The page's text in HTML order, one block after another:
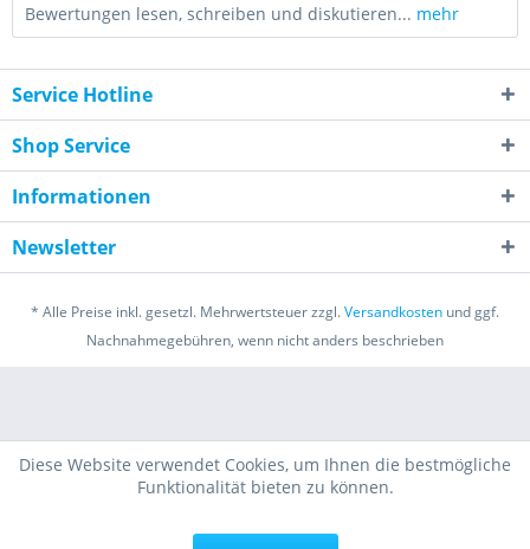
Bewertungen lesen, schreiben und diskutieren... mehr
Service Hotline
Shop Service
Informationen
Newsletter
* Alle Preise inkl. gesetzl. Mehrwertsteuer zzgl.Versandkosten und ggf.
Nachnahmegebühren, wenn nicht anders beschrieben
Diese Website verwendet Cookies, um Ihnen die bestmögliche
Funktionalität bieten zu können.